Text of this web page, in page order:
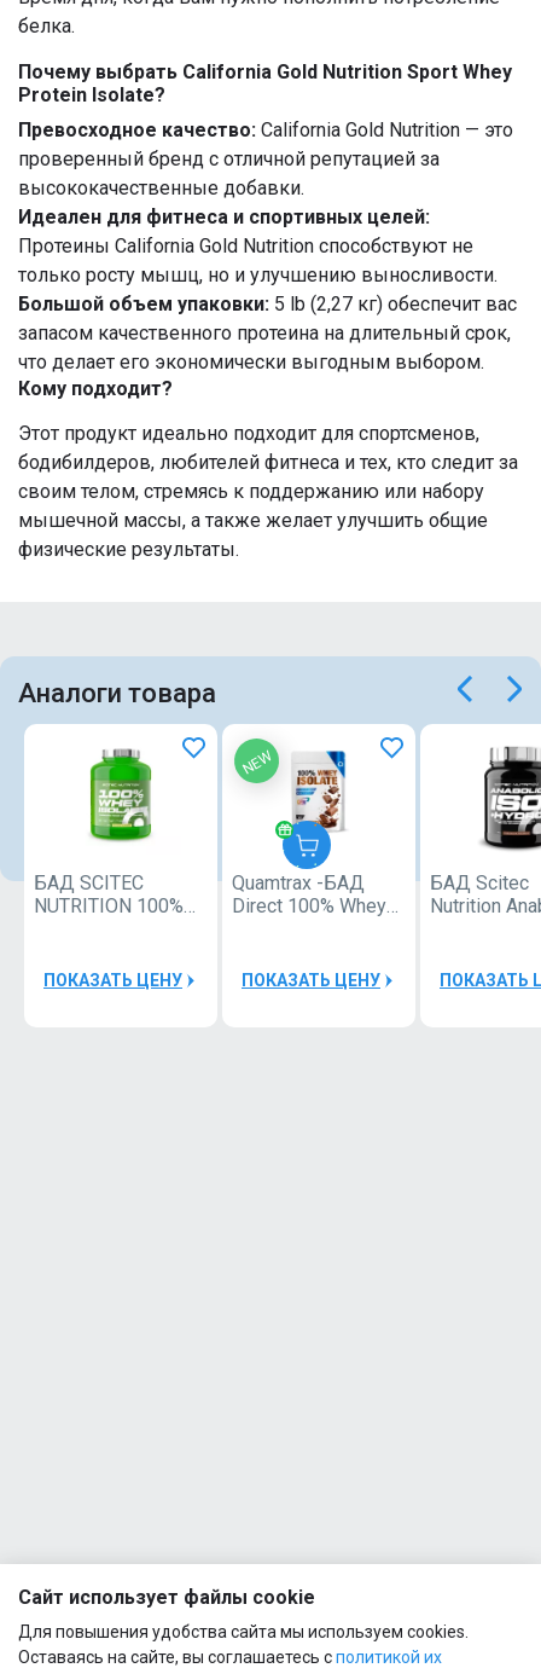
белка.
Почему выбрать California Gold Nutrition Sport Whey
Protein Isolate?
Превосходное качество: California Gold Nutrition — это
проверенный бренд с отличной репутацией за
высококачественные добавки.
Идеален для фитнеса и спортивных целей:
Протеины California Gold Nutrition способствуют не
только росту мышц, но и улучшению выносливости.
Большой объем упаковки: 5 lb (2,27 кг) обеспечит вас
запасом качественного протеина на длительный срок,
что делает его экономически выгодным выбором.
Кому подходит?
Этот продукт идеально подходит для спортсменов,
бодибилдеров, любителей фитнеса и тех, кто следит за
своим телом, стремясь к поддержанию или набору
мышечной массы, а также желает улучшить общие
физические результаты.
Аналоги товара
БАД SCITEC
NUTRITION 100%
ПОКАЗАТЬ ЦЕНУ
NEW
Quamtrax
Quamtrax -БАД
Direct 100% Whey
ПОКАЗАТЬ ЦЕНУ
БАД Scitec
Nutrition
ПОКАЗАТЬ
Сайт использует файлы cookie
Для повышения удобства сайта мы используем cookies.
Оставаясь на сайте, вы соглашаетесь сполитикой их